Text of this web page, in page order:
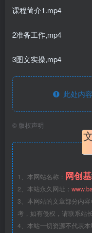
课程简介1.mp4
2准备工作,mp4
3图文实操,mp4
此处内容
© 版权声明
1、本网站名称： 网创
2、本站永久网址：
3、本网站的文章部分内
考，如有侵权，请联系站
4、本站一切资源不代表